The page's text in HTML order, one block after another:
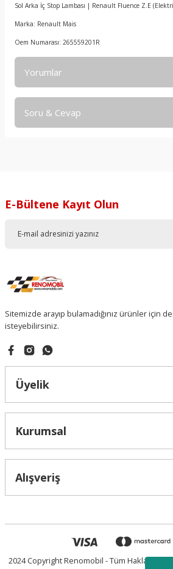
Sol Arka İç Stop Lambası | Renault Fluence Z.E
Marka: Renault Mais
Oem Numarası: 265559201R
Yorumlar
Soru & Cevap
E-Bültene Kayıt Olun
Sitemizde arayıp bulamadığınız ürünler için
isteyebilirsiniz.
Üyelik
Kurumsal
Alışveriş
2024 Copyright Renomobil - Tüm Hakları